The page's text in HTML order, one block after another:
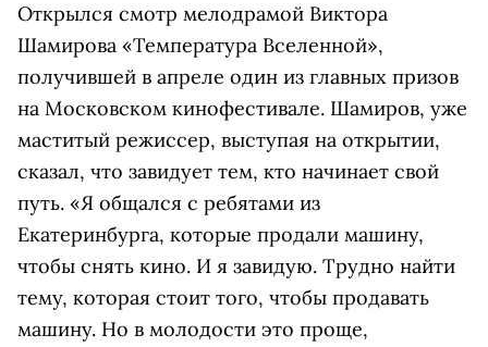
Открылся смотр мелодрамой Виктора
Шамирова «Температура Вселенной»,
получившей в апреле один из главных призов
на Московском кинофестивале. Шамиров, уже
маститый режиссер, выступая на открытии,
сказал, что завидует тем, кто начинает свой
путь. «Я общался с ребятами из
Екатеринбурга, которые продали машину,
чтобы снять кино. И я завидую. Трудно найти
тему, которая стоит того, чтобы продавать
машину. Но в молодости это проще,